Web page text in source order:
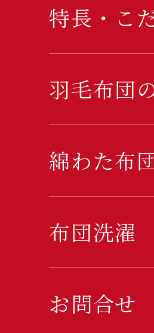
特長・こ
羽毛布団
綿わた布
布団洗濯
お問合せ